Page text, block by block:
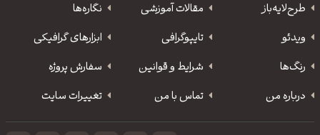
طرح‌لایه‌باز
مقالات آموزشی
نگاره‌ها
ویدئو
‌تایپوگرافی
ابزارهای گرافیکی
رنگ‌ها
شرایط و قوانین
سفارش پروژه
درباره من
تماس با من تغییرات سایت